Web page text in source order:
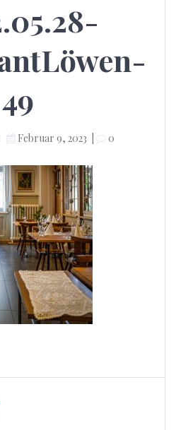
49
Februar 9, 2023 0